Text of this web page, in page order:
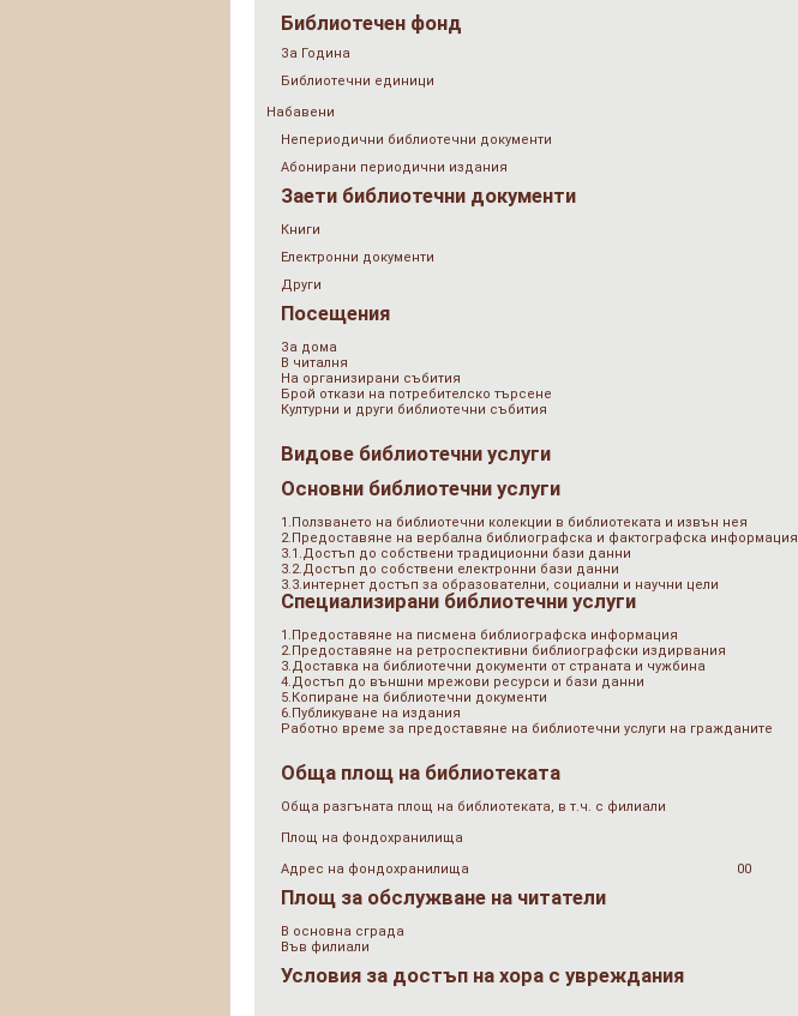
Библиотечен фонд
За Година
Библиотечни единици
Набавени
Непериодични библиотечни документи
Абонирани периодични издания
Заети библиотечни документи
Книги
Електронни документи
Други
Посещения
За дома
В читалня
На организирани събития
Брой откази на потребителско търсене
Културни и други библиотечни събития
Видове библиотечни услуги
Основни библиотечни услуги
1.Ползването на библиотечни колекции в библиотеката и извън нея
2.Предоставяне на вербална библиографска и фактографска информация
3.1.Достъп до собствени традиционни бази данни
3.2.Достъп до собствени електронни бази данни
3.3.интернет достъп за образователни, социални и научни цели
Специализирани библиотечни услуги
1.Предоставяне на писмена библиографска информация
2.Предоставяне на ретроспективни библиографски издирвания
3.Доставка на библиотечни документи от страната и чужбина
4.Достъп до външни мрежови ресурси и бази данни
5.Копиране на библиотечни документи
6.Публикуване на издания
Работно време за предоставяне на библиотечни услуги на гражданите
Обща площ на библиотеката
Обща разгъната площ на библиотеката, в т.ч. с филиали
Площ на фондохранилища
Адрес на фондохранилища
00
Площ за обслужване на читатели
В основна сграда
Във филиали
Условия за достъп на хора с увреждания